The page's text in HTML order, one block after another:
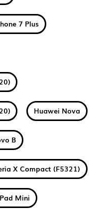
7 Plus
Huawei Nova
B
X Compact (F5321)
Mini